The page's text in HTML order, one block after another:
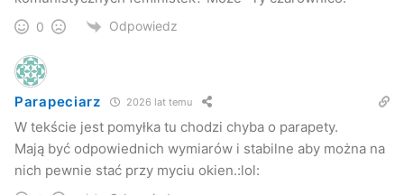
0 Odpowiedz
Parapeciarz 2026 lat temu
W tekście jest pomyłka tu chodzi chyba o parapety.
Mają być odpowiednich wymiarów i stabilne aby można na
nich pewnie stać przy myciu okien.:lol: